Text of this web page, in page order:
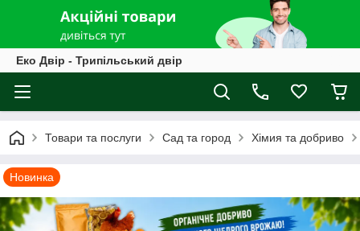
Еко Двір - Трипільський двір
Товари та послуги Cад та город Хімия та добриво
Новинка